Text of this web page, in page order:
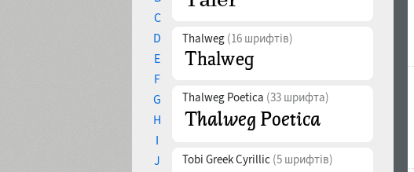
C
D
E
F
G
H
I
J
Thalweg (16 шрифтів)
Thalweg Poetica (33 шрифта)
Tobi Greek Cyrillic (5 шрифтів)